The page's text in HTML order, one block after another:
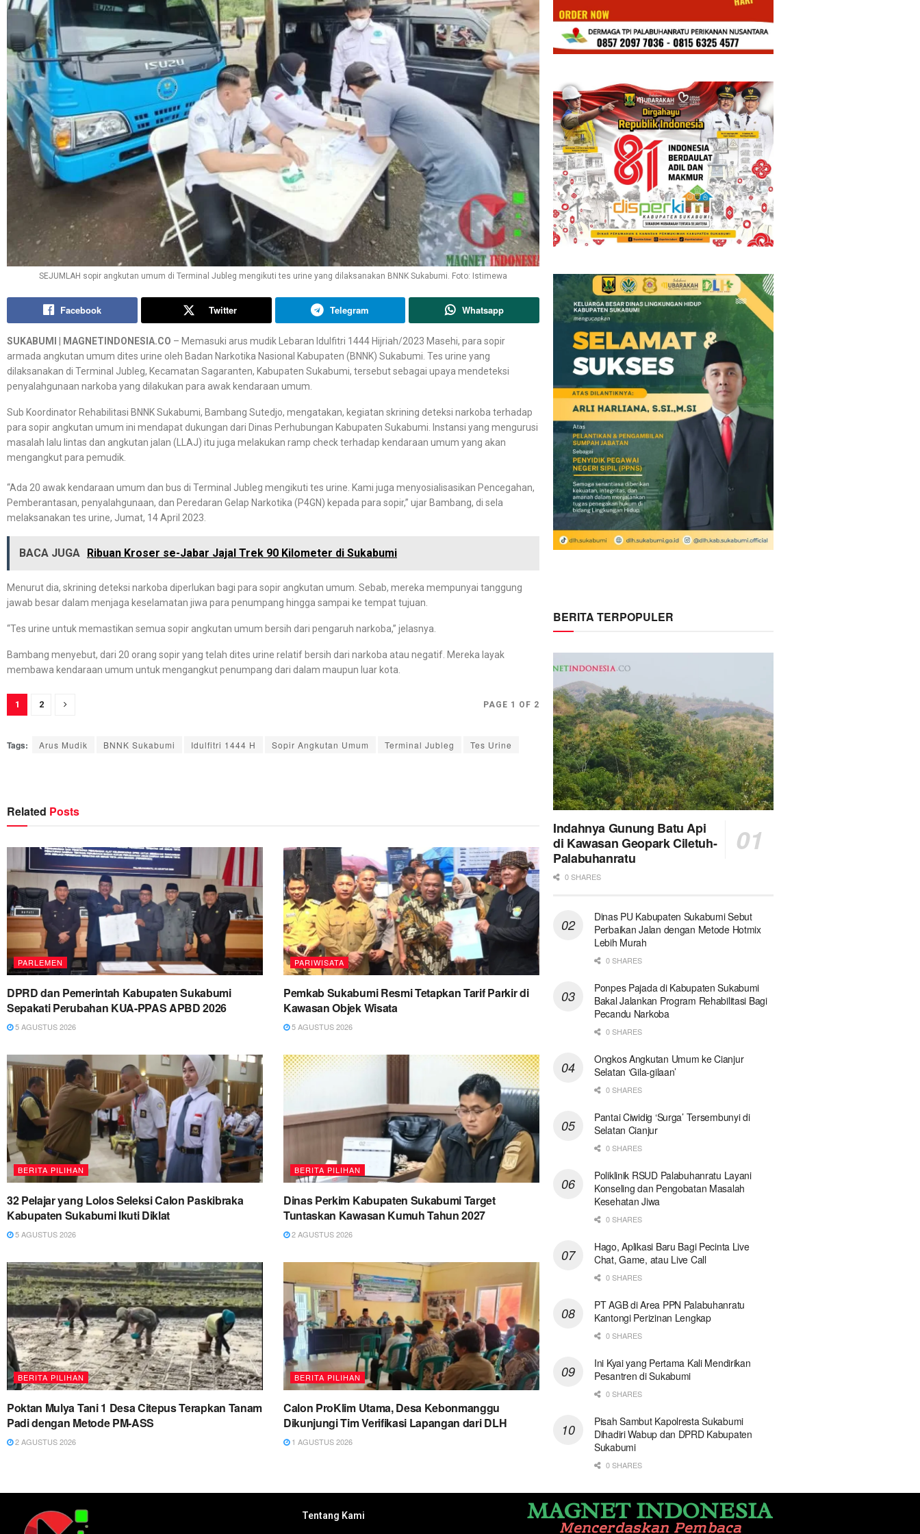
SEJUMLAH sopir angkutan umum di Terminal Jubleg mengikuti tes urine yang dilaksanakan BNNK Sukabumi. Foto: Istimewa
Facebook Twitter Telegram Whatsapp
SUKABUMI | MAGNETINDONESIA.CO – Memasuki arus mudik Lebaran Idulfitri 1444 Hijriah/2023 Masehi, para sopir
armada angkutan umum dites urine oleh Badan Narkotika Nasional Kabupaten (BNNK) Sukabumi. Tes urine yang
dilaksanakan di Terminal Jubleg, Kecamatan Sagaranten, Kabupaten Sukabumi, tersebut sebagai upaya mendeteksi
penyalahgunaan narkoba yang dilakukan para awak kendaraan umum.
Sub Koordinator Rehabilitasi BNNK Sukabumi, Bambang Sutedjo, mengatakan, kegiatan skrining deteksi narkoba terhadap
para sopir angkutan umum ini mendapat dukungan dari Dinas Perhubungan Kabupaten Sukabumi. Instansi yang mengurusi
masalah lalu lintas dan angkutan jalan (LLAJ) itu juga melakukan ramp check terhadap kendaraan umum yang akan
mengangkut para pemudik.
“Ada 20 awak kendaraan umum dan bus di Terminal Jubleg mengikuti tes urine. Kami juga menyosialisasikan Pencegahan,
Pemberantasan, penyalahgunaan, dan Peredaran Gelap Narkotika (P4GN) kepada para sopir,” ujar Bambang, di sela
melaksanakan tes urine, Jumat, 14 April 2023.
BACA JUGA Ribuan Kroser se-Jabar Jajal Trek 90 Kilometer di Sukabumi
Menurut dia, skrining deteksi narkoba diperlukan bagi para sopir angkutan umum. Sebab, mereka mempunyai tanggung
jawab besar dalam menjaga keselamatan jiwa para penumpang hingga sampai ke tempat tujuan.
“Tes urine untuk memastikan semua sopir angkutan umum bersih dari pengaruh narkoba,” jelasnya.
Bambang menyebut, dari 20 orang sopir yang telah dites urine relatif bersih dari narkoba atau negatif. Mereka layak
membawa kendaraan umum untuk mengangkut penumpang dari dalam maupun luar kota.
PAGE 1 OF 2
1 2
Tags: Arus Mudik BNNK Sukabumi Idulfitri 1444 H Sopir Angkutan Umum Terminal Jubleg Tes Urine
Related Posts
PARLEMEN
DPRD dan Pemerintah Kabupaten Sukabumi
Sepakati Perubahan KUA-PPAS APBD 2026
5 AGUSTUS 2026
PARIWISATA
Pemkab Sukabumi Resmi Tetapkan Tarif Parkir di
Kawasan Objek Wisata
5 AGUSTUS 2026
BERITA PILIHAN
32 Pelajar yang Lolos Seleksi Calon Paskibraka
Kabupaten Sukabumi Ikuti Diklat
5 AGUSTUS 2026
BERITA PILIHAN
Dinas Perkim Kabupaten Sukabumi Target
Tuntaskan Kawasan Kumuh Tahun 2027
2 AGUSTUS 2026
BERITA PILIHAN
Poktan Mulya Tani 1 Desa Citepus Terapkan Tanam
Padi dengan Metode PM-ASS
2 AGUSTUS 2026
BERITA PILIHAN
Calon ProKlim Utama, Desa Kebonmanggu
Dikunjungi Tim Verifikasi Lapangan dari DLH
1 AGUSTUS 2026
BERITA TERPOPULER
Indahnya Gunung Batu Api
di Kawasan Geopark Ciletuh-
Palabuhanratu
0 SHARES
Dinas PU Kabupaten Sukabumi Sebut
Perbaikan Jalan dengan Metode Hotmix
Lebih Murah
0 SHARES
Ponpes Pajada di Kabupaten Sukabumi
Bakal Jalankan Program Rehabilitasi Bagi
Pecandu Narkoba
0 SHARES
Ongkos Angkutan Umum ke Cianjur
Selatan ‘Gila-gilaan’
0 SHARES
Pantai Ciwidig ‘Surga’ Tersembunyi di
Selatan Cianjur
0 SHARES
Poliklinik RSUD Palabuhanratu Layani
Konseling dan Pengobatan Masalah
Kesehatan Jiwa
0 SHARES
Hago, Aplikasi Baru Bagi Pecinta Live
Chat, Game, atau Live Call
0 SHARES
PT AGB di Area PPN Palabuhanratu
Kantongi Perizinan Lengkap
0 SHARES
Ini Kyai yang Pertama Kali Mendirikan
Pesantren di Sukabumi
0 SHARES
Pisah Sambut Kapolresta Sukabumi
Dihadiri Wabup dan DPRD Kabupaten
Sukabumi
0 SHARES
Tentang Kami MAGNET INDONESIA
Mencerdaskan Pembaca